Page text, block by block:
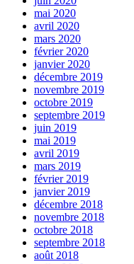
mai 2020
avril 2020
mars 2020
février 2020
janvier 2020
décembre 2019
novembre 2019
octobre 2019
septembre 2019
juin 2019
mai 2019
avril 2019
mars 2019
février 2019
janvier 2019
décembre 2018
novembre 2018
octobre 2018
septembre 2018
août 2018